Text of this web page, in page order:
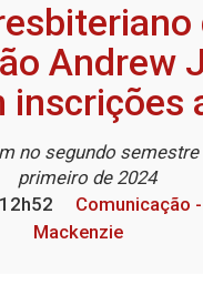
Andrew
inscrições
no segundo semestre
primeiro de 2024
12h52
Comunicação
Mackenzie